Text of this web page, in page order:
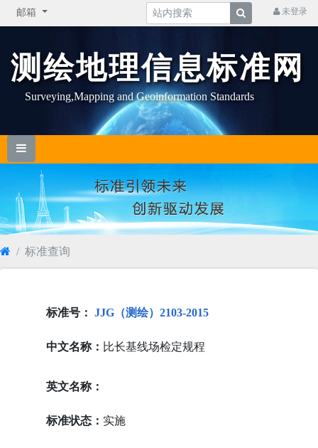
邮箱 未登录
测绘地理信息标准网
Surveying,Mapping and Geoinformation Standards
标准查询
标准号： JJG（测绘）2103-2015
中文名称： 比长基线场检定规程
英文名称：
标准状态： 实施